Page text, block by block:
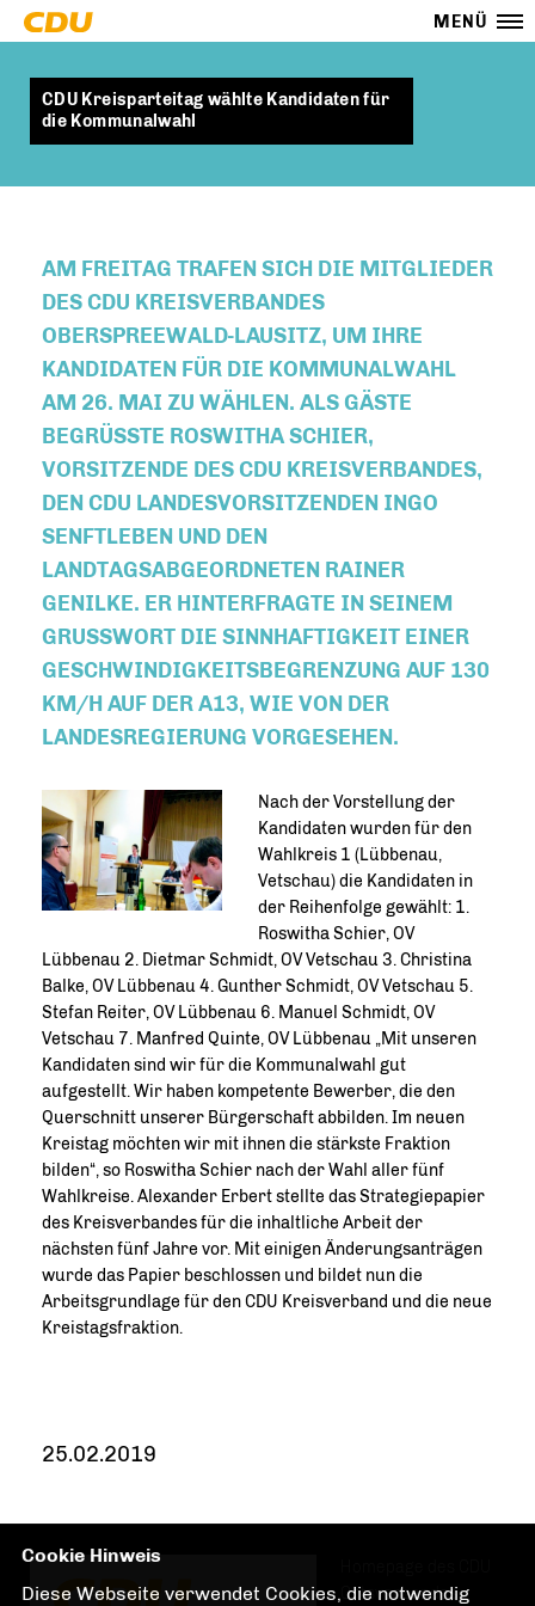
MENÜ
CDU Kreisparteitag wählte Kandidaten für
die Kommunalwahl
AM FREITAG TRAFEN SICH DIE MITGLIEDER
DES CDU KREISVERBANDES
OBERSPREEWALD-LAUSITZ, UM IHRE
KANDIDATEN FÜR DIE KOMMUNALWAHL
AM 26. MAI ZU WÄHLEN. ALS GÄSTE
BEGRÜSSTE ROSWITHA SCHIER, V
ORSITZENDE DES CDU KREISVERBANDES, D
EN CDU LANDESVORSITZENDEN INGO S
ENFTLEBEN UND DEN L
ANDTAGSABGEORDNETEN RAINER G
ENILKE. ER HINTERFRAGTE IN SEINEM G
RUSSWORT DIE SINNHAFTIGKEIT EINER GE
SCHWINDIGKEITSBEGRENZUNG AUF 130 KM
/H AUF DER A13, WIE VON DER LA
NDESREGIERUNG VORGESEHEN.
Nach der Vorstellung der
Kandidaten wurden für den
Wahlkreis 1 (Lübbenau,
Vetschau) die Kandidaten in
der Reihenfolge gewählt: 1.
Roswitha Schier, OV
Lübbenau 2. Dietmar Schmidt, OV Vetschau 3. Christina
Balke, OV Lübbenau 4. Gunther Schmidt, OV Vetschau 5.
Stefan Reiter, OV Lübbenau 6. Manuel Schmidt, OV
Vetschau 7. Manfred Quinte, OV Lübbenau „Mit unseren
Kandidaten sind wir für die Kommunalwahl gut
aufgestellt. Wir haben kompetente Bewerber, die den
Querschnitt unserer Bürgerschaft abbilden. Im neuen
Kreistag möchten wir mit ihnen die stärkste Fraktion
bilden“, so Roswitha Schier nach der Wahl aller fünf
Wahlkreise. Alexander Erbert stellte das Strategiepapier
des Kreisverbandes für die inhaltliche Arbeit der
nächsten fünf Jahre vor. Mit einigen Änderungsanträgen
wurde das Papier beschlossen und bildet nun die
Arbeitsgrundlage für den CDU Kreisverband und die neue
Kreistagsfraktion.
25.02.2019
Ortsverbandes
Cookie Hinweis
Diese Webseite verwendet Cookies, die notwendig